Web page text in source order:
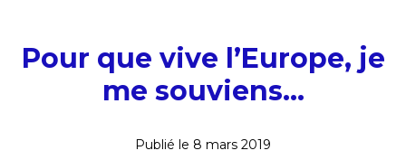
Pour que vive l’Europe, je
me souviens…
Publié le 8 mars 2019